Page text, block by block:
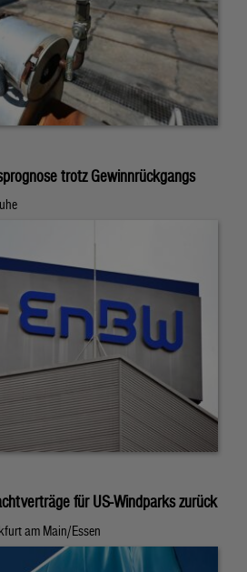
trotz Gewinnrückgangs
für US-Windparks zurück
am Main/Essen